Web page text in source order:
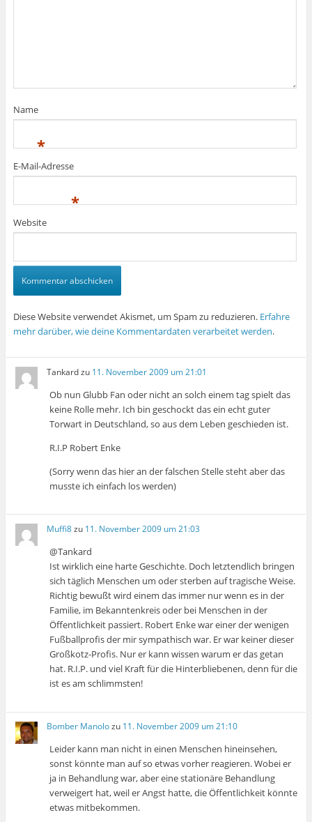
Name
*
E-Mail-Adresse
*
Website
Diese Website verwendet Akismet, um Spam zu reduzieren. Erfahre
mehr darüber, wie deine Kommentardaten verarbeitet werden.
Tankardzu 11. November 2009 um 21:01
Ob nun Glubb Fan oder nicht an solch einem tag spielt das
keine Rolle mehr. Ich bin geschockt das ein echt guter
Torwart in Deutschland, so aus dem Leben geschieden ist.
R.I.P Robert Enke
(Sorry wenn das hier an der falschen Stelle steht aber das
musste ich einfach los werden)
Muffi8zu 11. November 2009 um 21:03
@Tankard
Ist wirklich eine harte Geschichte. Doch letztendlich bringen
sich täglich Menschen um oder sterben auf tragische Weise.
Richtig bewußt wird einem das immer nur wenn es in der
Familie, im Bekanntenkreis oder bei Menschen in der
Öffentlichkeit passiert. Robert Enke war einer der wenigen
Fußballprofis der mir sympathisch war. Er war keiner dieser
Großkotz-Profis. Nur er kann wissen warum er das getan
hat. R.I.P. und viel Kraft für die Hinterbliebenen, denn für die
ist es am schlimmsten!
Bomber Manolozu 11. November 2009 um 21:10
Leider kann man nicht in einen Menschen hineinsehen,
sonst könnte man auf so etwas vorher reagieren. Wobei er
ja in Behandlung war, aber eine stationäre Behandlung
verweigert hat, weil er Angst hatte, die Öffentlichkeit könnte
etwas mitbekommen.